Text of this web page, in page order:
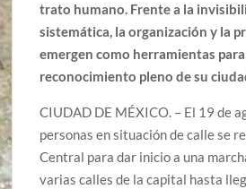
trato humano. Frente a la
sistemática, la organización y la
emergen como herramientas
reconocimiento pleno de su
CIUDAD DE MÉXICO. – El 19 de
personas en situación de calle se
Central para dar inicio a una
varias calles de la capital hasta